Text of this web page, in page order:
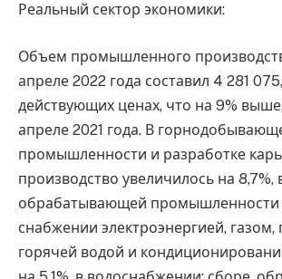
Реальный сектор экономики:
Объем промышленного
апреле 2022 года составил 4 281
действующих ценах, что на 9%
апреле 2021 года. В
промышленности и разработке
производство увеличилось на 8,7%,
обрабатывающей промышленности
снабжении электроэнергией, газом,
горячей водой и